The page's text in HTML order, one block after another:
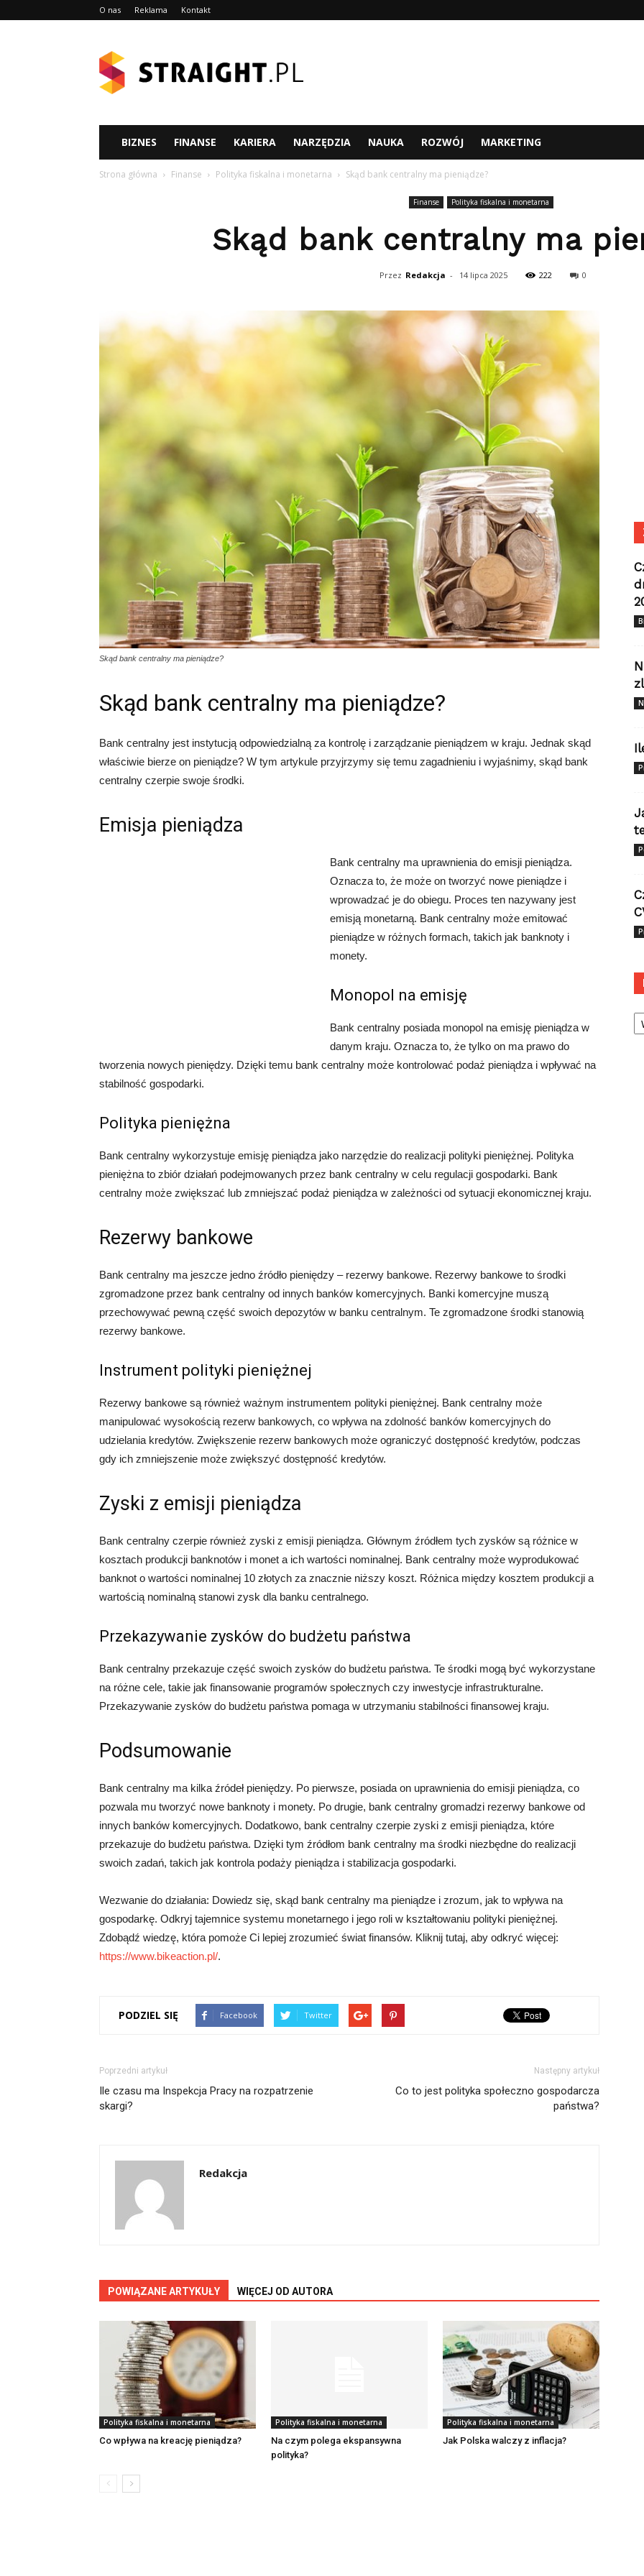
O nas Reklama Kontakt
BIZNES FINANSE KARIERA NARZĘDZIA NAUKA ROZWÓJ MARKETING
Strona główna Finanse Polityka fiskalna i monetarna Skąd bank centralny ma pieniądze?
Finanse Polityka fiskalna i monetarna
Skąd bank centralny ma
Przez Redakcja - 14 lipca 2025 222 0
Skąd bank centralny ma pieniądze?
Skąd bank centralny ma pieniądze?
Bank centralny jest instytucją odpowiedzialną za kontrolę i zarządzanie pieniądzem w kraju. Jednak skąd
właściwie bierze on pieniądze? W tym artykule przyjrzymy się temu zagadnieniu i wyjaśnimy, skąd bank
centralny czerpie swoje środki.
Emisja pieniądza
Bank centralny ma uprawnienia do emisji pieniądza.
Oznacza to, że może on tworzyć nowe pieniądze i
wprowadzać je do obiegu. Proces ten nazywany jest
emisją monetarną. Bank centralny może emitować
pieniądze w różnych formach, takich jak banknoty i
monety.
Monopol na emisję
Bank centralny posiada monopol na emisję pieniądza w
danym kraju. Oznacza to, że tylko on ma prawo do
tworzenia nowych pieniędzy. Dzięki temu bank centralny może kontrolować podaż pieniądza i wpływać na
stabilność gospodarki.
Polityka pieniężna
Bank centralny wykorzystuje emisję pieniądza jako narzędzie do realizacji polityki pieniężnej. Polityka
pieniężna to zbiór działań podejmowanych przez bank centralny w celu regulacji gospodarki. Bank
centralny może zwiększać lub zmniejszać podaż pieniądza w zależności od sytuacji ekonomicznej kraju.
Rezerwy bankowe
Bank centralny ma jeszcze jedno źródło pieniędzy – rezerwy bankowe. Rezerwy bankowe to środki
zgromadzone przez bank centralny od innych banków komercyjnych. Banki komercyjne muszą
przechowywać pewną część swoich depozytów w banku centralnym. Te zgromadzone środki stanowią
rezerwy bankowe.
Instrument polityki pieniężnej
Rezerwy bankowe są również ważnym instrumentem polityki pieniężnej. Bank centralny może
manipulować wysokością rezerw bankowych, co wpływa na zdolność banków komercyjnych do
udzielania kredytów. Zwiększenie rezerw bankowych może ograniczyć dostępność kredytów, podczas
gdy ich zmniejszenie może zwiększyć dostępność kredytów.
Zyski z emisji pieniądza
Bank centralny czerpie również zyski z emisji pieniądza. Głównym źródłem tych zysków są różnice w
kosztach produkcji banknotów i monet a ich wartości nominalnej. Bank centralny może wyprodukować
banknot o wartości nominalnej 10 złotych za znacznie niższy koszt. Różnica między kosztem produkcji a
wartością nominalną stanowi zysk dla banku centralnego.
Przekazywanie zysków do budżetu państwa
Bank centralny przekazuje część swoich zysków do budżetu państwa. Te środki mogą być wykorzystane
na różne cele, takie jak finansowanie programów społecznych czy inwestycje infrastrukturalne.
Przekazywanie zysków do budżetu państwa pomaga w utrzymaniu stabilności finansowej kraju.
Podsumowanie
Bank centralny ma kilka źródeł pieniędzy. Po pierwsze, posiada on uprawnienia do emisji pieniądza, co
pozwala mu tworzyć nowe banknoty i monety. Po drugie, bank centralny gromadzi rezerwy bankowe od
innych banków komercyjnych. Dodatkowo, bank centralny czerpie zyski z emisji pieniądza, które
przekazuje do budżetu państwa. Dzięki tym źródłom bank centralny ma środki niezbędne do realizacji
swoich zadań, takich jak kontrola podaży pieniądza i stabilizacja gospodarki.
Wezwanie do działania: Dowiedz się, skąd bank centralny ma pieniądze i zrozum, jak to wpływa na
gospodarkę. Odkryj tajemnice systemu monetarnego i jego roli w kształtowaniu polityki pieniężnej.
Zdobądź wiedzę, która pomoże Ci lepiej zrozumieć świat finansów. Kliknij tutaj, aby odkryć więcej:
https://www.bikeaction.pl/.
PODZIEL SIĘ Facebook Twitter
Poprzedni artykuł
Ile czasu ma Inspekcja Pracy na rozpatrzenie
skargi?
Następny artykuł
Co to jest polityka społeczno gospodarcza
państwa?
Redakcja
POWIĄZANE ARTYKUŁY WIĘCEJ OD AUTORA
Polityka fiskalna i monetarna
Co wpływa na kreację pieniądza?
Polityka fiskalna i monetarna
Na czym polega ekspansywna
polityka?
Polityka fiskalna i monetarna
Jak Polska walczy z inflacja?